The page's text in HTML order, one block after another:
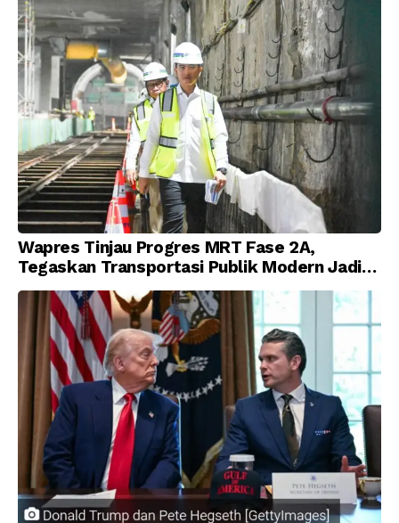
Wapres Tinjau Progres MRT Fase 2A,
Tegaskan Transportasi Publik Modern Jadi
Prioritas Nasional